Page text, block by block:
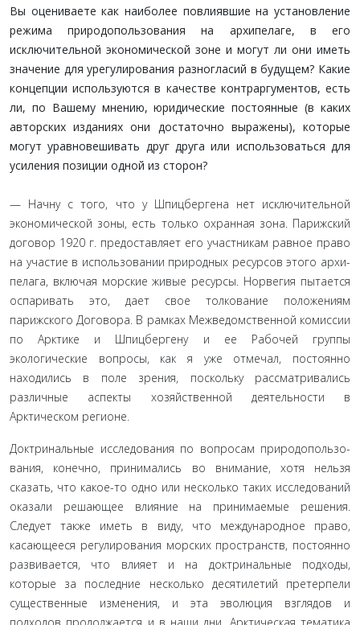
Вы оцениваете как наиболее повлиявшие на уста­новление
режима природопользования на архипелаге, в его
исключительной экономической зоне и могут ли они иметь
значение для урегулирования разногласий в бу­дущем? Какие
концепции используются в качестве кон­траргументов, есть
ли, по Вашему мнению, юридические постоянные (в каких
авторских изданиях они достаточно выражены), которые
могут уравновешивать друг друга или использоваться для
усиления позиции одной из сторон?
— Начну с того, что у Шпицбергена нет исключительной
экономической зоны, есть только охранная зона. Парижский
договор 1920 г. предоставляет его участникам равное право
на участие в использовании природных ресурсов этого архи­
пелага, включая морские живые ресурсы. Норвегия пытается
оспаривать это, дает свое толкование положениям
парижского Договора. В рамках Межведомственной комиссии
по Арктике и Шпицбергену и ее Рабочей группы
экологические вопросы, как я уже отмечал, постоянно
находились в поле зрения, по­скольку рассматривались
различные аспекты хозяйственной деятельности в
Арктическом регионе.
Доктринальные исследования по вопросам природопользо­
вания, конечно, принимались во внимание, хотя нельзя
сказать, что какое-то одно или несколько таких исследований
оказали решающее влияние на принимаемые решения.
Следует также иметь в виду, что международное право,
касающееся регу­лирования морских пространств, постоянно
развивается, что влияет и на доктринальные подходы,
которые за последние несколько десятилетий претерпели
существенные изменения, и эта эволюция взглядов и